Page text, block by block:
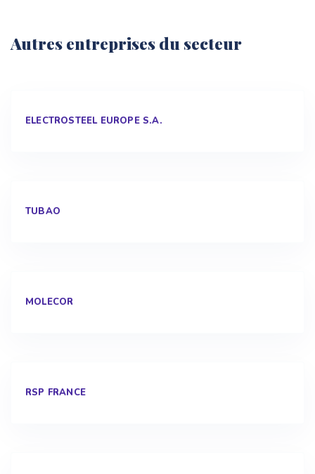
Autres entreprises du secteur
ELECTROSTEEL EUROPE S.A.
TUBAO
MOLECOR
RSP FRANCE